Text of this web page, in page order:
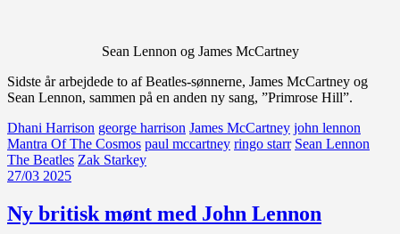
Sean Lennon og James McCartney
Sidste år arbejdede to af Beatles-sønnerne, James McCartney og
Sean Lennon, sammen på en anden ny sang, ”Primrose Hill”.
Dhani Harrison george harrison James McCartney john lennon
Mantra Of The Cosmos paul mccartney ringo starr Sean Lennon
The Beatles Zak Starkey
27/03 2025
Ny britisk mønt med John Lennon